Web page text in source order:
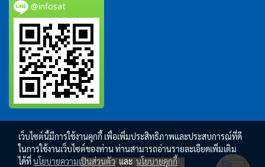
@infosat
Copy right by Info Zynergy (Thai)
เว็บไซต์นี้มีการใช้งานคุกกี้ เพื่อเพิ่มประสิทธิภาพและประสบการณ์ที่ดี
ในการใช้งานเว็บไซต์ของท่าน ท่านสามารถอ่านรายละเอียดเพิ่มเติม
ได้ที่นโยบายความเป็นส่วนตัวและนโยบายคุกกี้